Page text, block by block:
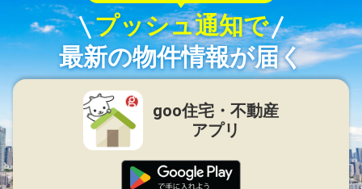
プッシュ通知で
最新の物件情報が届く
goo住宅・不動産
アプリ